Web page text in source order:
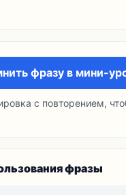
фразу в мини-
с повторением,
фразы